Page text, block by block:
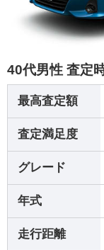
40代男性 査定
最高査定額
査定満足度
グレード
年式
走行距離